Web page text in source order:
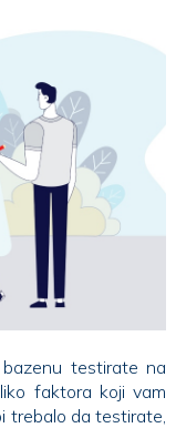
testirate na
faktora koji vam
trebalo da testirate,